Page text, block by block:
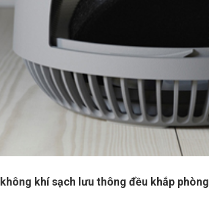
khí sạch lưu thông đều khắp phòng